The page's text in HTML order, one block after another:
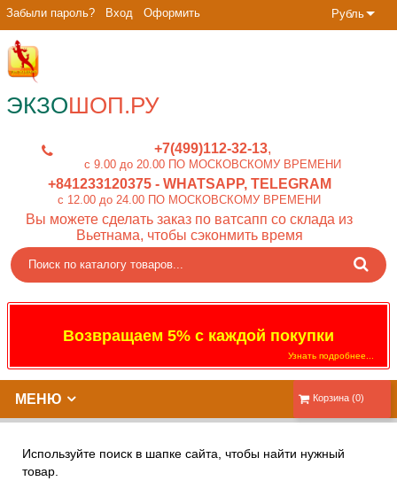
Рубль
Забыли пароль? Вход Оформить
ЭКЗОШОП.РУ
+7(499)112-32-13
c 9.00 до 20.00 ПО МОСКОВСКОМУ ВРЕМЕНИ
+841233120375- WHATSAPP, TELEGRAM
c 12.00 до 24.00 ПО МОСКОВСКОМУ ВРЕМЕНИ
Вы можете сделать заказ по ватсапп со склада из
Вьетнама, чтобы сэконмить время
Возвращаем 5% с каждой покупки
Узнать подробнее...
Корзина (0)
МЕНЮ
Используйте поиск в шапке сайта, чтобы найти нужный
товар.